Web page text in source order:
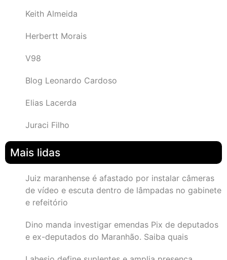
Keith Almeida
Herbertt Morais
V98
Blog Leonardo Cardoso
Elias Lacerda
Juraci Filho
Mais lidas
Juiz maranhense é afastado por instalar câmeras
de vídeo e escuta dentro de lâmpadas no gabinete
e refeitório
Dino manda investigar emendas Pix de deputados
e ex-deputados do Maranhão. Saiba quais